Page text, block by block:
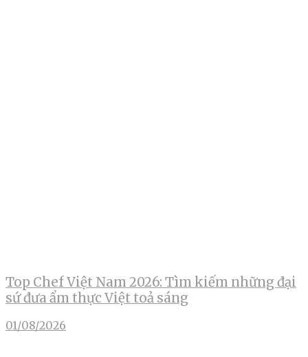
Top Chef Việt Nam 2026: Tìm kiếm những đại
sứ đưa ẩm thực Việt toả sáng
01/08/2026